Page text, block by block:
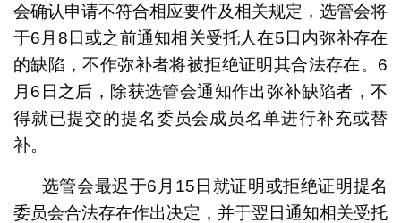
会确认申请不符合相应要件及相关规定，选管会将
于6月8日或之前通知相关受托人在5日内弥补存在
的缺陷，不作弥补者将被拒绝证明其合法存在。6
月6日之后，除获选管会通知作出弥补缺陷者，不
得就已提交的提名委员会成员名单进行补充或替
补。
选管会最迟于6月15日就证明或拒绝证明提名
委员会合法存在作出决定，并于翌日通知相关受托